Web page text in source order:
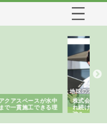
株式会社地盤調査事務所が選ば
れ続ける理由と建設コンサルの
強み